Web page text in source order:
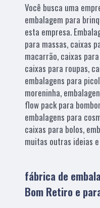
Você busca uma
embalagem para
esta empresa.
para massas, caixas
macarrão, caixas
caixas para roupas,
embalagens para
moreninha,
flow pack para
embalagens para
caixas para bolos,
muitas outras ideias
fábrica de
Bom Retiro e